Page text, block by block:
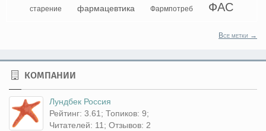
старение фармацевтика Фармпотреб ФАС
Все метки →
КОМПАНИИ
Лундбек Россия
Рейтинг: 3.61; Топиков: 9;
Читателей: 11; Отзывов: 2